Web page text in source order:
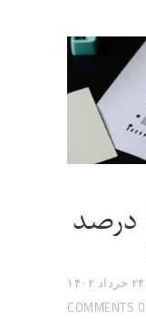
در حال حاضر ۷۷ درصد
۲۴ خرداد ۱۴۰۲
0 COMMENTS